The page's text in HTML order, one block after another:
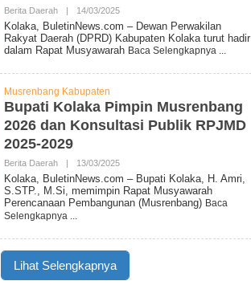
Berita Daerah | 14/03/2025O
E
H
B
I
N
S
Kolaka, BuletinNews.com – Dewan Perwakilan
Rakyat Daerah (DPRD) Kabupaten Kolaka turut hadir
dalam Rapat Musyawarah Baca Selengkapnya
Musrenbang Kabupaten
Bupati Kolaka Pimpin Musrenbang
2026 dan Konsultasi Publik RPJMD
2025-2029
Berita Daerah | 13/03/2025O
E
H
B
E
T
Kolaka, BuletinNews.com – Bupati Kolaka, H. Amri,
S.STP., M.Si, memimpin Rapat Musyawarah
Perencanaan Pembangunan (Musrenbang) Baca
Selengkapnya
Lihat Selengkapnya